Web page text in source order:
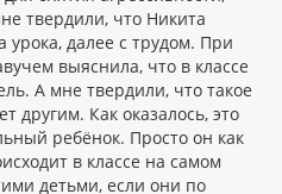
твердили, что Никита
урока, далее с трудом. При
выяснила, что в классе
А мне твердили, что такое
другим. Как оказалось, это
ребёнок. Просто он как
в классе на самом
детьми, если они по